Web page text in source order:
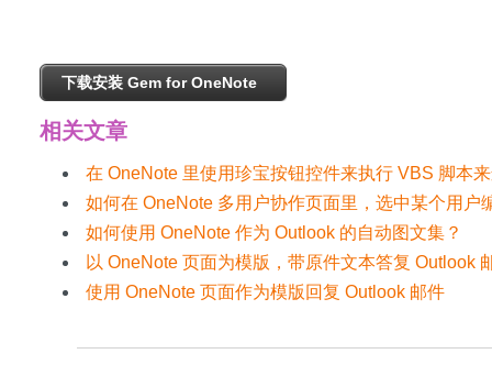
下载安装 Gem for OneNote
相关文章
在 OneNote 里使用珍宝按钮控件来执行 VBS 脚本
如何在 OneNote 多用户协作页面里，选中某个用户
如何使用 OneNote 作为 Outlook 的自动图文集？
以 OneNote 页面为模版，带原件文本答复 Outlook
使用 OneNote 页面作为模版回复 Outlook 邮件